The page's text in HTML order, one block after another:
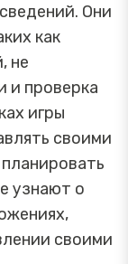
Они
как
не
и проверка
игры
своими
узнают о
своими